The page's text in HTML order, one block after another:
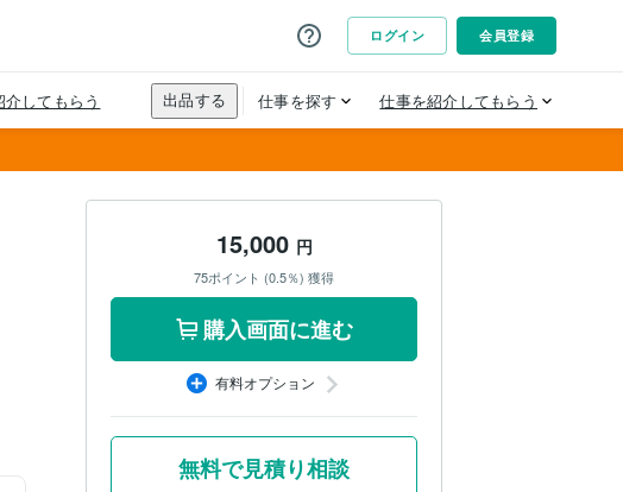
15,000 円
75ポイント (0.5％) 獲得
購入画面に進む
有料オプション
無料で見積り相談